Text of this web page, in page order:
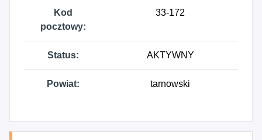
Kod
pocztowy:
33-172
Status: AKTYWNY
Powiat: tarnowski